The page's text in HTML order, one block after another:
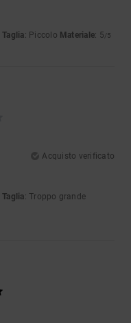
Taglia: Piccolo Materiale: 5/5
Acquisto verificato
Taglia: Troppo grande